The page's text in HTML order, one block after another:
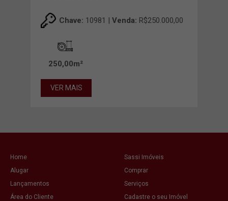
Chave: 10981 | Venda: R$250.000,00
250,00m²
VER MAIS
Home
Sassi Imóveis
Alugar
Comprar
Lançamentos
Serviços
Área do Cliente
Cadastre o seu Imóvel